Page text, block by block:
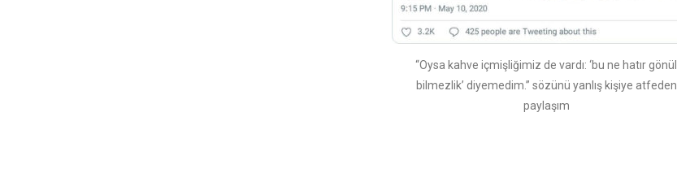
“Oysa kahve içmişliğimiz de vardı: ‘bu ne hatır gönül
bilmezlik’ diyemedim.” sözünü yanlış kişiye atfeden
paylaşım